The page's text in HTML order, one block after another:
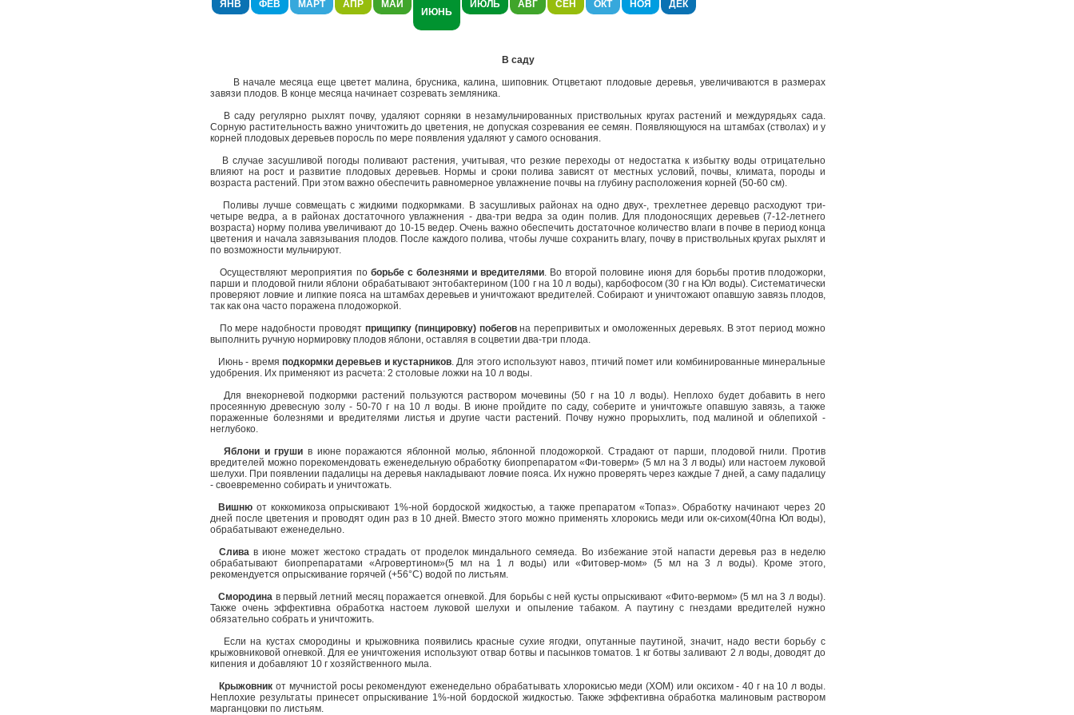
ЯНВ ФЕВ МАРТ АПР МАЙ
ИЮНЬ
ИЮЛЬ АВГ СЕН ОКТ НОЯ ДЕК
В саду
В начале месяца еще цветет малина, брусника, калина, шиповник. Отцветают плодовые деревья, увеличиваются в размерах
завязи плодов. В конце месяца начинает созревать земляника.
В саду регулярно рыхлят почву, удаляют сорняки в незамульчированных приствольных кругах растений и междурядьях сада.
Сорную растительность важно уничтожить до цветения, не допуская созревания ее семян. Появляющуюся на штамбах (стволах) и у
корней плодовых деревьев поросль по мере появления удаляют у самого основания.
В случае засушливой погоды поливают растения, учитывая, что резкие переходы от недостатка к избытку воды отрицательно
влияют на рост и развитие плодовых деревьев. Нормы и сроки полива зависят от местных условий, почвы, климата, породы и
возраста растений. При этом важно обеспечить равномерное увлажнение почвы на глубину расположения корней (50-60 см).
Поливы лучше совмещать с жидкими подкормками. В засушливых районах на одно двух-, трехлетнее деревцо расходуют три-
четыре ведра, а в районах достаточного увлажнения - два-три ведра за один полив. Для плодоносящих деревьев (7-12-летнего
возраста) норму полива увеличивают до 10-15 ведер. Очень важно обеспечить достаточное количество влаги в почве в период конца
цветения и начала завязывания плодов. После каждого полива, чтобы лучше сохранить влагу, почву в приствольных кругах рыхлят и
по возможности мульчируют.
Осуществляют мероприятия по борьбе с болезнями и вредителями. Во второй половине июня для борьбы против плодожорки,
парши и плодовой гнили яблони обрабатывают энтобактерином (100 г на 10 л воды), карбофосом (30 г на Юл воды). Систематически
проверяют ловчие и липкие пояса на штамбах деревьев и уничтожают вредителей. Собирают и уничтожают опавшую завязь плодов,
так как она часто поражена плодожоркой.
По мере надобности проводят прищипку (пинцировку) побеговна перепривитых и омоложенных деревьях. В этот период можно
выполнить ручную нормировку плодов яблони, оставляя в соцветии два-три плода.
Июнь - время подкормки деревьев и кустарников. Для этого используют навоз, птичий помет или комбинированные минеральные
удобрения. Их применяют из расчета: 2 столовые ложки на 10 л воды.
Для внекорневой подкормки растений пользуются раствором мочевины (50 г на 10 л воды). Неплохо будет добавить в него
просеянную древесную золу - 50-70 г на 10 л воды. В июне пройдите по саду, соберите и уничтожьте опавшую завязь, а также
пораженные болезнями и вредителями листья и другие части растений. Почву нужно прорыхлить, под малиной и облепихой -
неглубоко.
Яблони и груши в июне поражаются яблонной молью, яблонной плодожоркой. Страдают от парши, плодовой гнили. Против
вредителей можно порекомендовать еженедельную обработку биопрепаратом «Фи-товерм» (5 мл на 3 л воды) или настоем луковой
шелухи. При появлении падалицы на деревья накладывают ловчие пояса. Их нужно проверять через каждые 7 дней, а саму падалицу
- своевременно собирать и уничтожать.
Вишню от коккомикоза опрыскивают 1%-ной бордоской жидкостью, а также препаратом «Топаз». Обработку начинают через 20
дней после цветения и проводят один раз в 10 дней. Вместо этого можно применять хлорокись меди или ок-сихом(40гна Юл воды),
обрабатывают еженедельно.
Сливав июне может жестоко страдать от проделок миндального семяеда. Во избежание этой напасти деревья раз в неделю
обрабатывают биопрепаратами «Агровертином»(5 мл на 1 л воды) или «Фитовер-мом» (5 мл на 3 л воды). Кроме этого,
рекомендуется опрыскивание горячей (+56°С) водой по листьям.
Смородина в первый летний месяц поражается огневкой. Для борьбы с ней кусты опрыскивают «Фито-вермом» (5 мл на 3 л воды).
Также очень эффективна обработка настоем луковой шелухи и опыление табаком. А паутину с гнездами вредителей нужно
обязательно собрать и уничтожить.
Если на кустах смородины и крыжовника появились красные сухие ягодки, опутанные паутиной, значит, надо вести борьбу с
крыжовниковой огневкой. Для ее уничтожения используют отвар ботвы и пасынков томатов. 1 кг ботвы заливают 2 л воды, доводят до
кипения и добавляют 10 г хозяйственного мыла.
Крыжовник от мучнистой росы рекомендуют еженедельно обрабатывать хлорокисью меди (ХОМ) или оксихом - 40 г на 10 л воды.
Неплохие результаты принесет опрыскивание 1%-ной бордоской жидкостью. Также эффективна обработка малиновым раствором
марганцовки по листьям.